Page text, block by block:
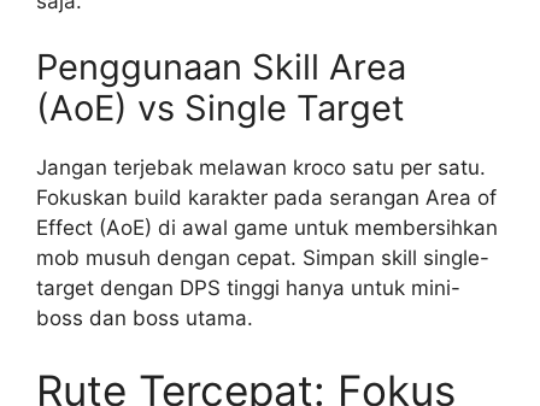
Penggunaan Skill Area
(AoE) vs Single Target
Jangan terjebak melawan kroco satu per satu.
Fokuskan build karakter pada serangan Area of
Effect (AoE) di awal game untuk membersihkan
mob musuh dengan cepat. Simpan skill single-
target dengan DPS tinggi hanya untuk mini-
boss dan boss utama.
Rute Tercepat: Fokus